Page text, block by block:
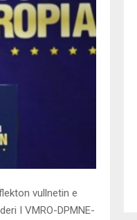
vullnetin e
I VMRO-DPMNE-